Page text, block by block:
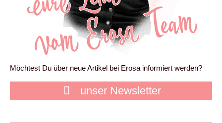
Möchtest Du über neue Artikel bei Erosa informiert werden?
unser Newsletter